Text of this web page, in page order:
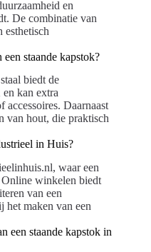
en
De combinatie van
esthetisch
staande kapstok?
biedt de
kan extra
accessoires. Daarnaast
van hout, die praktisch
in Huis?
waar een
Online winkelen biedt
van een
het maken van een
een staande kapstok in